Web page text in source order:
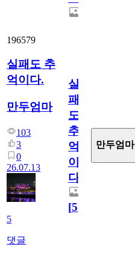
196579
실패도 추
억이다.
만두엄마
103
3
0
26.07.13
5
댓글
실
패
도
추
억
이
다.
[5]
만두엄마